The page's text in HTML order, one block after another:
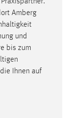
Amberg
und
bis zum
Ihnen auf
anzuzeigen.